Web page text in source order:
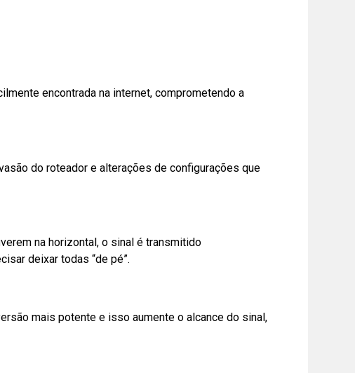
encontrada na internet, comprometendo a
do roteador e alterações de configurações que
na horizontal, o sinal é transmitido
deixar todas “de pé”.
mais potente e isso aumente o alcance do sinal,